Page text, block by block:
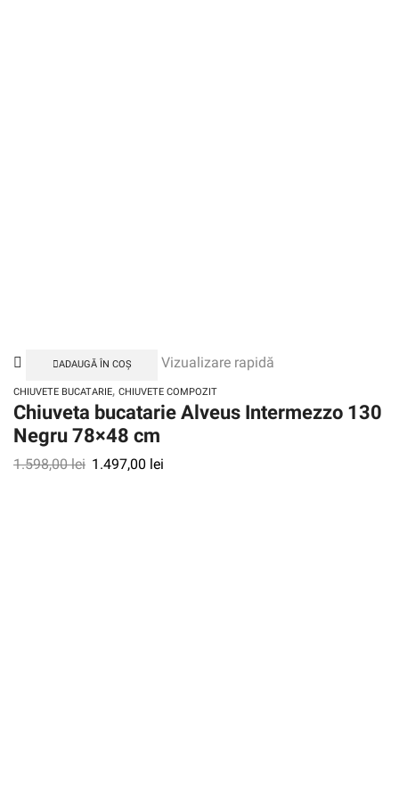
ADAUGĂ ÎN COȘ Vizualizare rapidă
CHIUVETE BUCATARIE, CHIUVETE COMPOZIT
Chiuveta bucatarie Alveus Intermezzo 130
Negru 78×48 cm
1.598,00lei 1.497,00 lei